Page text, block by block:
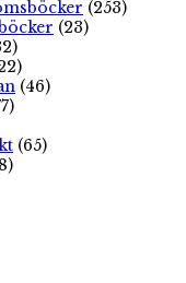
(253)
(23)
(46)
(65)